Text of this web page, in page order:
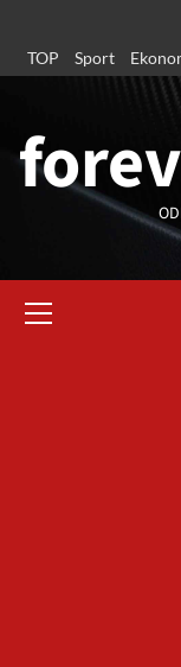
treści
TOP
Sport
główne